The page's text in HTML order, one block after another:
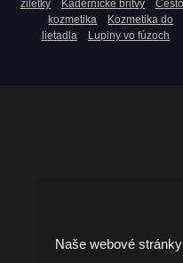
žiletky
Kadernícke britvy
kozmetika
Kozmetika do
lietadla
Lupiny vo fúzoch
Naše webové